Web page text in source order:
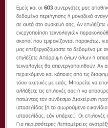
Εμείς και οι603 συνεργάτες μας
δεδομένα περιήγησης ή μοναδικά
σε αυτά στη συσκευή σας. Αν
ενεργοποίηση τεχνολογιών
σκοποί που εμφανίζονται παρακάτω,
μας επεξεργαζόμαστε τα δεδομένα με
επιλέξετε Απόρριψη όλων όλων ή
τεχνολογίες θα απενεργοποιηθούν. Αν
περιεχόμενο και κάποιες από τις
τόσο σχετικές με εσάς. Μπορείτε να
αλλάξετε τις επιλογές σας ή να
πατώντας τον σύνδεσμο Διαχείριση
ιστοσελίδας [ή το αιωρούμενο
ιστοσελίδας, εάν υπάρχει]. Οι
Για περισσότερες λεπτομέρειες